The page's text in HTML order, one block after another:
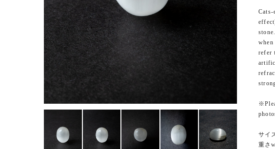
Cats-
refer
サイ
重さ